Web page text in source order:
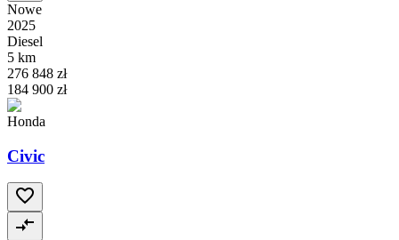
Nowe
2025
Diesel
5 km
276 848 zł
184 900 zł
Honda
Civic